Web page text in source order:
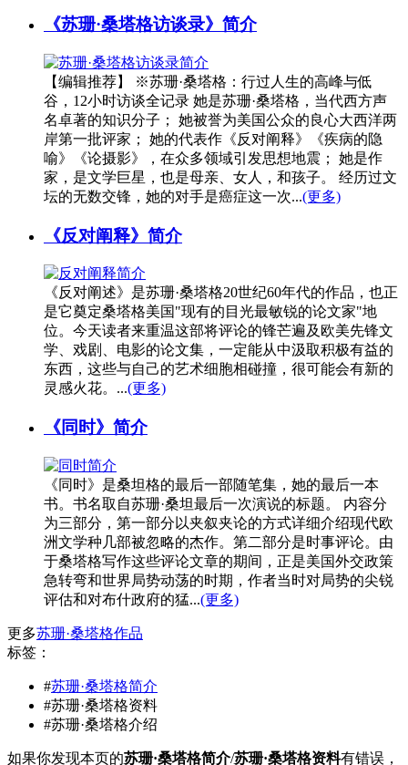
《苏珊·桑塔格访谈录》简介
【编辑推荐】 ※苏珊·桑塔格：行过人生的高峰与低
谷，12小时访谈全记录 她是苏珊·桑塔格，当代西方声
名卓著的知识分子； 她被誉为美国公众的良心大西洋两
岸第一批评家； 她的代表作《反对阐释》《疾病的隐
喻》《论摄影》，在众多领域引发思想地震； 她是作
家，是文学巨星，也是母亲、女人，和孩子。 经历过文
坛的无数交锋，她的对手是癌症这一次...(更多)
《反对阐释》简介
《反对阐述》是苏珊·桑塔格20世纪60年代的作品，也正
是它奠定桑塔格美国"现有的目光最敏锐的论文家"地
位。今天读者来重温这部将评论的锋芒遍及欧美先锋文
学、戏剧、电影的论文集，一定能从中汲取积极有益的
东西，这些与自己的艺术细胞相碰撞，很可能会有新的
灵感火花。...(更多)
《同时》简介
《同时》是桑坦格的最后一部随笔集，她的最后一本
书。书名取自苏珊·桑坦最后一次演说的标题。 内容分
为三部分，第一部分以夹叙夹论的方式详细介绍现代欧
洲文学种几部被忽略的杰作。第二部分是时事评论。由
于桑塔格写作这些评论文章的期间，正是美国外交政策
急转弯和世界局势动荡的时期，作者当时对局势的尖锐
评估和对布什政府的猛...(更多)
更多苏珊·桑塔格作品
标签：
#苏珊·桑塔格简介
#苏珊·桑塔格资料
#苏珊·桑塔格介绍
如果你发现本页的苏珊·桑塔格简介/苏珊·桑塔格资料有错误，